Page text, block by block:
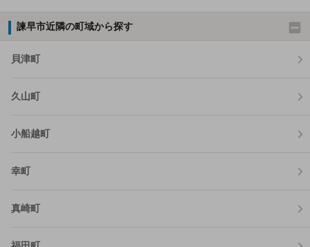
諫早市近隣の町域から探す
貝津町
久山町
小船越町
幸町
真崎町